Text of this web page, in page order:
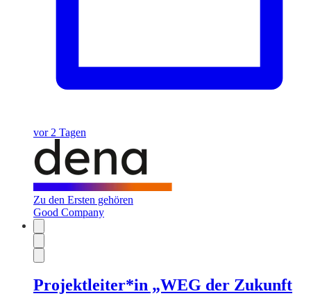
vor 2 Tagen
Zu den Ersten gehören
Good Company
Projektleiter*in „WEG der Zukunft